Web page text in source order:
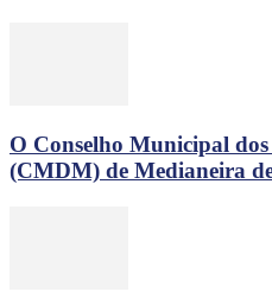
O Conselho Municipal
(CMDM) de Medianeira